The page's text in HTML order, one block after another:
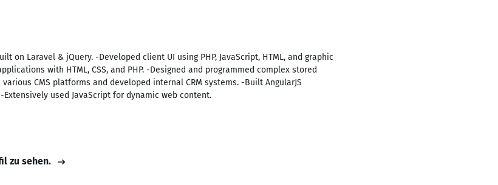
on Laravel & jQuery. -Developed client UI using PHP, JavaScript, HTML, and graphic
with HTML, CSS, and PHP. -Designed and programmed complex stored
CMS platforms and developed internal CRM systems. -Built AngularJS
used JavaScript for dynamic web content.
zu sehen.